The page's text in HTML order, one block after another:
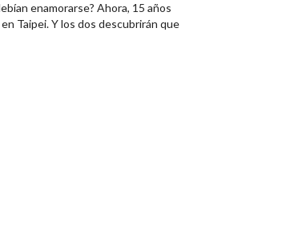
enamorarse? Ahora, 15 años
Taipei. Y los dos descubrirán que